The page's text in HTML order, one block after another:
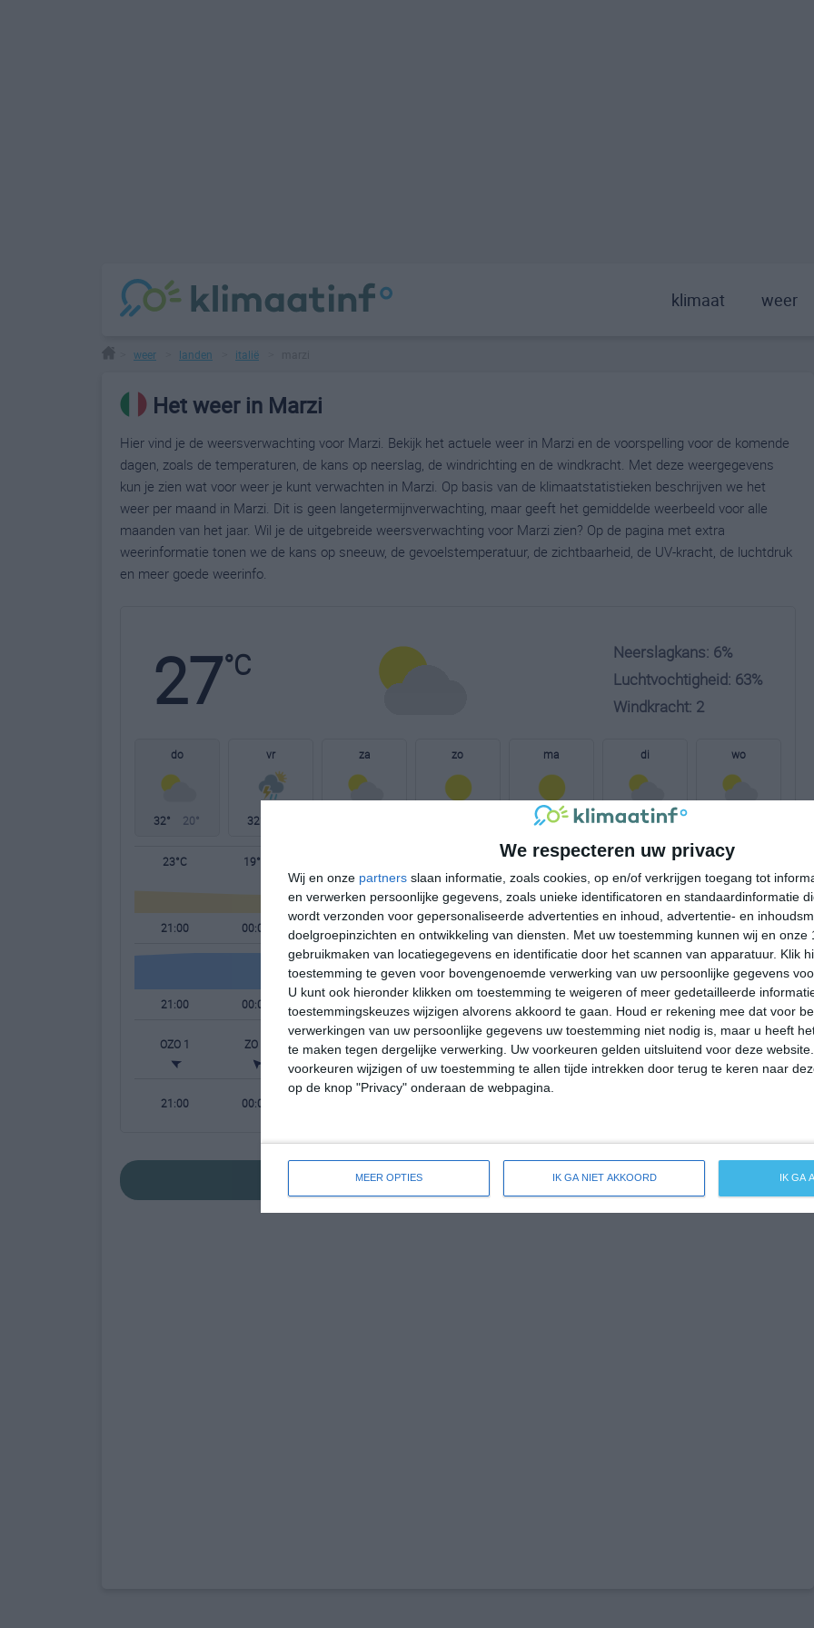
We respecteren uw privacy
Wij en onze partners slaan informatie, zoals cookies, op en/of verkrijgen toegang tot
en verwerken persoonlijke gegevens, zoals unieke identificatoren en standaardinformatie
wordt verzonden voor gepersonaliseerde advertenties en inhoud, advertentie- en
doelgroepinzichten en ontwikkeling van diensten.
Met uw toestemming kunnen wij en onze
gebruikmaken van locatiegegevens en identificatie door het scannen van apparatuur. Klik
toestemming te geven voor bovengenoemde verwerking van uw persoonlijke gegevens
U kunt ook hieronder klikken om toestemming te weigeren of meer gedetailleerde
toestemmingskeuzes wijzigen alvorens akkoord te gaan.
Houd er rekening mee dat voor
verwerkingen van uw persoonlijke gegevens uw toestemming niet nodig is, maar u heeft
te maken tegen dergelijke verwerking. Uw voorkeuren gelden uitsluitend voor deze
voorkeuren wijzigen of uw toestemming te allen tijde intrekken door terug te keren naar
op de knop "Privacy" onderaan de webpagina.
MEER OPTIES IK GA NIET AKKOORD IK GA
klimaat weer
weer landen italië
Het weer in Marzi
Hier vind je de weersverwachting voor Marzi. Bekijk het actuele weer in Marzi en de voorspelling voor de komende
dagen, zoals de temperaturen, de kans op neerslag, de windrichting en de windkracht. Met deze weergegevens
kun je zien wat voor weer je kunt verwachten in Marzi. Op basis van de klimaatstatistieken beschrijven we het
weer per maand in Marzi. Dit is geen langetermijnverwachting, maar geeft het gemiddelde weerbeeld voor alle
maanden van het jaar. Wil je de uitgebreide weersverwachting voor Marzi zien? Op de pagina met extra
weerinformatie tonen we de kans op sneeuw, de gevoelstemperatuur, de zichtbaarheid, de UV-kracht, de luchtdruk
en meer goede weerinfo.
27°C
Neerslagkans: 6%
Luchtvochtigheid: 63%
Windkracht: 2
do
32° 20°
vr
32°
za zo ma
32° 18°
di
32° 18°
wo
23°C 19°C 26°C 31°C 30°C 26°C
21:00 00:00 03:00 06:00 12:00 18:00
21:00 00:00 03:00 06:00 12:00 18:00
OZO 1 ZO 2 ZO 2 ZO 2 WNW 1 ZZW 2 ZZO 1
21:00 00:00
bekijk de uitgebreide weersverwachting voor Marzi